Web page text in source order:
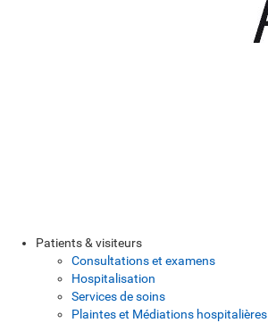
Patients & visiteurs
Consultations et examens
Hospitalisation
Services de soins
Plaintes et Médiations hospitalières